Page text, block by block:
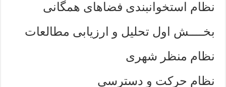
نظام استخوانبندی فضاهای همگانی
بخــــش اول تحلیل و ارزیابی مطالعات
نظام منظر شهری
نظام حرکت و دسترسی